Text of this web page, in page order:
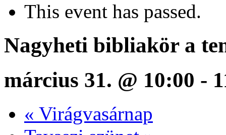
This event has passed.
Nagyheti bibliakör a
március 31. @ 10:00 -
« Virágvasárnap